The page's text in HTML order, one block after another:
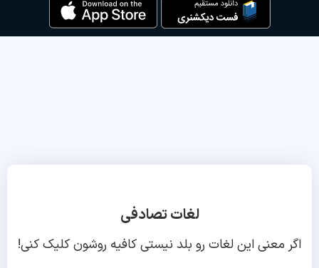
لغات تصادفی
اگر معنی این لغات رو بلد نیستی کافیه روشون کلیک کنی!